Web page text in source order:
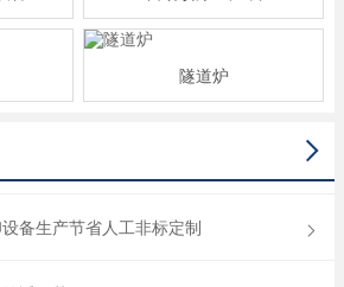
隧道炉

备生产节省人工非标定制